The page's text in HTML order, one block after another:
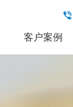
客户案例